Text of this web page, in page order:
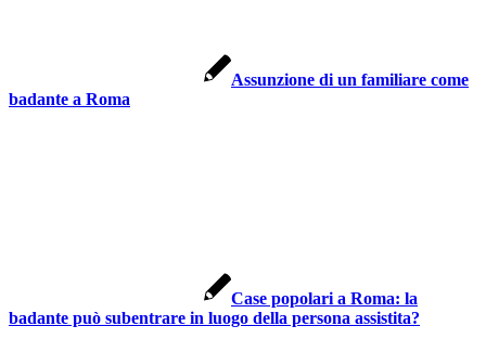
Assunzione di un familiare come
badante a Roma
Case popolari a Roma: la
badante può subentrare in luogo della persona assistita?